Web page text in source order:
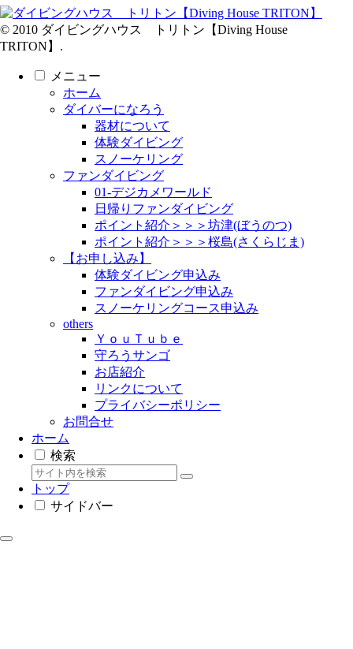
© 2010 ダイビングハウス トリトン【Diving House
TRITON】.
メニュー
ホーム
ダイバーになろう
器材について
体験ダイビング
スノーケリング
ファンダイビング
01-デジカメワールド
日帰りファンダイビング
ポイント紹介＞＞＞坊津(ぼうのつ)
ポイント紹介＞＞＞桜島(さくらじま)
【お申し込み】
体験ダイビング申込み
ファンダイビング申込み
スノーケリングコース申込み
others
ＹｏｕＴｕｂｅ
守ろうサンゴ
お店紹介
リンクについて
プライバシーポリシー
お問合せ
ホーム
検索
トップ
サイドバー